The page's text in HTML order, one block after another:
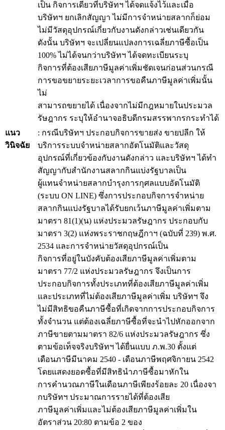
เป็น กิจการเดียวที่บริษัทฯ ได้จดแจ้งไว้และเมื่อ
บริษัทฯ ยกเลิกสัญญา ไม่มีการจำหน่ายสลากก็ย่อม
ไม่มีวัสดุอุปกรณ์เกี่ยวกับงานดังกล่าวเช่นเดียวกัน
ดังนั้น บริษัทฯ จะเปลี่ยนแปลงการเฉลี่ยภาษีซื้อเป็น
100% ไม่ได้จนกว่าบริษัทฯ ได้จดทะเบียนระบุ
กิจการที่ต้องเสียภาษีมูลค่าเพิ่มชัดเจนก่อนส่วนกรณี
การขอขยายระยะเวลาการขอคืนภาษีมูลค่าเพิ่มนั้น
ไม่
สามารถขยายได้ เนื่องจากไม่มีกฎหมายในประมวล
รัษฎากร ระบุให้อำนาจอธิบดีกรมสรรพากรกระทำได้
แนว
วินิจฉัย
: กรณีบริษัทฯ ประกอบกิจการขายส่ง ขายปลีก ให้
บริการระบบจำหน่ายสลากอัตโนมัติและวัสดุ
อุปกรณ์ที่เกี่ยวข้องกับงานดังกล่าว และบริษัทฯ ได้ทำ
สัญญากับสำนักงานสลากกินแบ่งรัฐบาลเป็น
ผู้แทนจำหน่ายสลากบำรุงการกุศลแบบอัตโนมัติ
(ระบบ ON LINE) ซึ่งการประกอบกิจการจำหน่าย
สลากกินแบ่งรัฐบาลได้รับยกเว้นภาษีมูลค่าเพิ่มตาม
มาตรา 81(1)(น) แห่งประมวลรัษฎากร ประกอบกับ
มาตรา 3(2) แห่งพระราชกฤษฎีกาฯ (ฉบับที่ 239) พ.ศ.
2534 และการจำหน่ายวัสดุอุปกรณ์เป็น
กิจการที่อยู่ในบังคับต้องเสียภาษีมูลค่าเพิ่มตาม
มาตรา 77/2 แห่งประมวลรัษฎากร จึงเป็นการ
ประกอบกิจการทั้งประเภทที่ต้องเสียภาษีมูลค่าเพิ่ม
และประเภทที่ไม่ต้องเสียภาษีมูลค่าเพิ่ม บริษัทฯ จึง
ไม่มีสิทธิขอคืนภาษีซื้อที่เกิดจากการประกอบกิจการ
ทั้งจำนวน แต่ต้องเฉลี่ยภาษีซื้อที่จะนำไปหักออกจาก
ภาษีขายตามมาตรา 82/6 แห่งประมวลรัษฎากร ซึ่ง
ตามข้อเท็จจริงบริษัทฯ ได้ยื่นแบบ ภ.พ.30 ตั้งแต่
เดือนภาษีมีนาคม 2540 - เดือนภาษีพฤศจิกายน 2542
โดยแสดงยอดซื้อที่มีสิทธินำภาษีซื้อมาหักใน
การคำนวณภาษีในเดือนภาษีเพียงร้อยละ 20 เนื่องจา
กบริษัทฯ ประมาณการรายได้ที่ต้องเสีย
ภาษีมูลค่าเพิ่มและไม่ต้องเสียภาษีมูลค่าเพิ่มใน
อัตราส่วน 20:80 ตามข้อ 2 ของ